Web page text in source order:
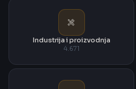
Industrija i proizvodnja
4.671